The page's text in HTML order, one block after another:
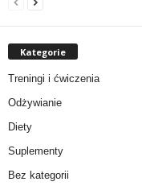
Kategorie
Treningi i ćwiczenia
Odżywianie
Diety
Suplementy
Bez kategorii